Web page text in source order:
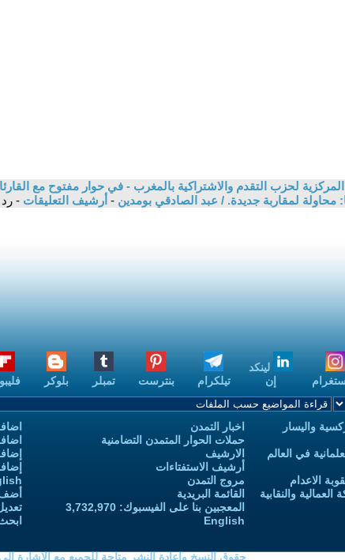
لحزب التقدم والاشتراكية بالمغرب - في حوار مفتوح مع
محاولة لمقاربة جديدة. / عبد الصادقي بومدين - أرشيف التعليقات -
لينكد
إن
تيلكرام بنترست تمبلر بلوكر
واليسار
في العالم
الاعدام
والنقابية
اخبار التمدن
حملات الحوار المتمدن التضامنية
الارشيف
أرشيف الاستفتاءات
مروج التمدن
القائمة البريدية
المعجبين بنا على الفيسبوك: 3,732,970
English
حقوق النسخ واعادة النشر متاحة للجميع مع الإشارة